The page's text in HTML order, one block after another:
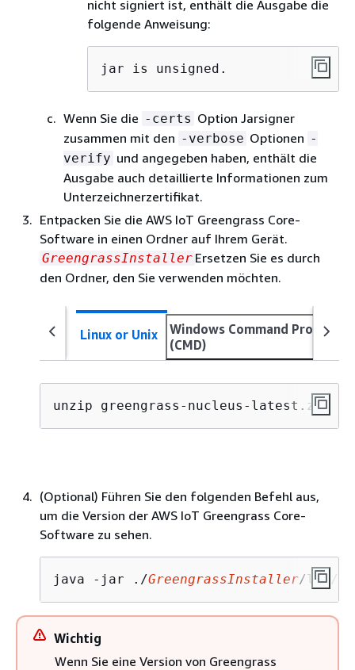
nicht signiert ist, enthält die Ausgabe die
folgende Anweisung:
jar is unsigned.
Wenn Sie die -certs Option Jarsigner
zusammen mit den -verbose Optionen -
verify und angegeben haben, enthält die
Ausgabe auch detaillierte Informationen zum
Unterzeichnerzertifikat.
Entpacken Sie die AWS IoT Greengrass Core-
Software in einen Ordner auf Ihrem Gerät.
GreengrassInstaller Ersetzen Sie es durch
den Ordner, den Sie verwenden möchten.
Linux or Unix
Windows Command Prompt
(CMD)
unzip greengrass-nucleus-latest.zip -
(Optional) Führen Sie den folgenden Befehl aus,
um die Version der AWS IoT Greengrass Core-
Software zu sehen.
java -jar ./GreengrassInstaller/lib/
Wichtig
Wenn Sie eine Version von Greengrass